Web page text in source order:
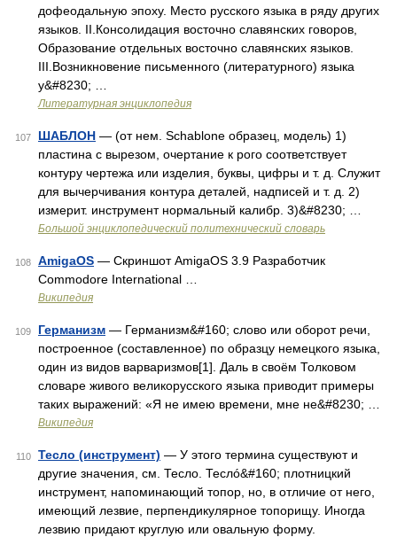
дофеодальную эпоху. Место русского языка в ряду других
языков. II.Консолидация восточно славянских говоров,
Образование отдельных восточно славянских языков.
III.Возникновение письменного (литературного) языка
у&#8230; …
Литературная энциклопедия
107 ШАБЛОН — (от нем. Schablone образец, модель) 1)
пластина с вырезом, очертание к рого соответствует
контуру чертежа или изделия, буквы, цифры и т. д. Служит
для вычерчивания контура деталей, надписей и т. д. 2)
измерит. инструмент нормальный калибр. 3)&#8230; …
Большой энциклопедический политехнический словарь
108 AmigaOS — Скриншот AmigaOS 3.9 Разработчик
Commodore International …
Википедия
109 Германизм — Германизм&#160; слово или оборот речи,
построенное (составленное) по образцу немецкого языка,
один из видов варваризмов[1]. Даль в своём Толковом
словаре живого великорусского языка приводит примеры
таких выражений: «Я не имею времени, мне не&#8230; …
Википедия
110 Тесло (инструмент) — У этого термина существуют и
другие значения, см. Тесло. Теслó&#160; плотницкий
инструмент, напоминающий топор, но, в отличие от него,
имеющий лезвие, перпендикулярное топорищу. Иногда
лезвию придают круглую или овальную форму.